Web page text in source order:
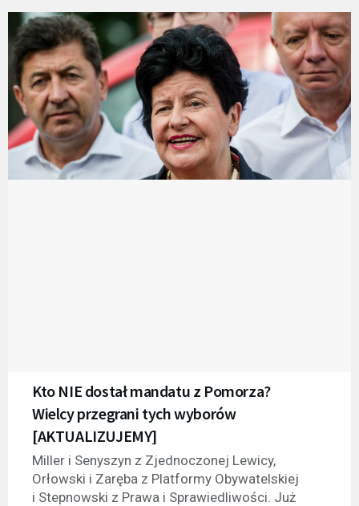
Kto NIE dostał mandatu z Pomorza?
Wielcy przegrani tych wyborów
[AKTUALIZUJEMY]
Miller i Senyszyn z Zjednoczonej Lewicy,
Orłowski i Zaręba z Platformy Obywatelskiej
i Stepnowski z Prawa i Sprawiedliwości. Już